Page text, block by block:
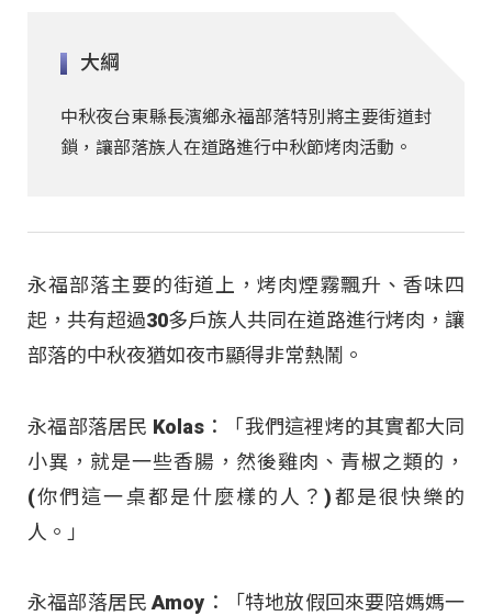
大綱
中秋夜台東縣長濱鄉永福部落特別將主要街道封
鎖，讓部落族人在道路進行中秋節烤肉活動。
永福部落主要的街道上，烤肉煙霧飄升、香味四
起，共有超過30多戶族人共同在道路進行烤肉，讓
部落的中秋夜猶如夜市顯得非常熱鬧。
永福部落居民 Kolas：「我們這裡烤的其實都大同
小異，就是一些香腸，然後雞肉、青椒之類的，
(你們這一桌都是什麼樣的人？)都是很快樂的
人。」
永福部落居民 Amoy：「特地放假回來要陪媽媽一